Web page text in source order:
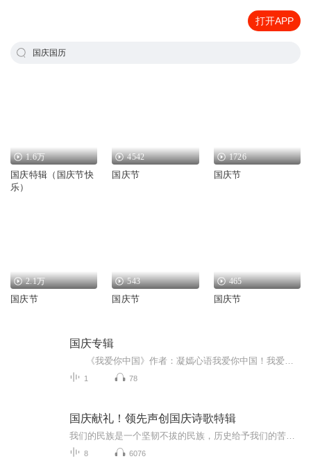
打开APP
国庆国历
1.6万
国庆特辑（国庆节快
乐）
4542
国庆节
1726
国庆节
2.1万
国庆节
543
国庆节
465
国庆节
国庆专辑
1 78
国庆献礼！领先声创国庆诗歌特辑
8 6076